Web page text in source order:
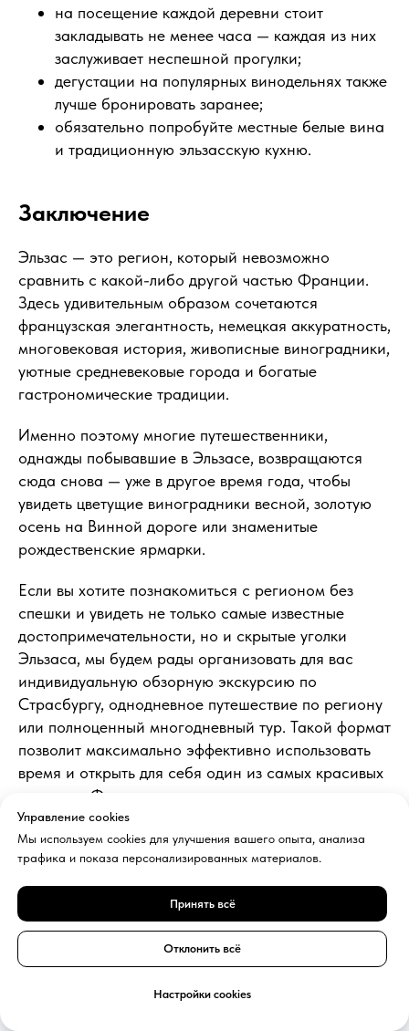
Управление cookies
Мы используем cookies для улучшения вашего опыта, анализа
трафика и показа персонализированных материалов.
Принять всё
Отклонить всё
Настройки cookies
на посещение каждой деревни стоит
закладывать не менее часа — каждая из них
заслуживает неспешной прогулки;
дегустации на популярных винодельнях также
лучше бронировать заранее;
обязательно попробуйте местные белые вина
и традиционную эльзасскую кухню.
Заключение
Эльзас — это регион, который невозможно
сравнить с какой-либо другой частью Франции.
Здесь удивительным образом сочетаются
французская элегантность, немецкая аккуратность,
многовековая история, живописные виноградники,
уютные средневековые города и богатые
гастрономические традиции.
Именно поэтому многие путешественники,
однажды побывавшие в Эльзасе, возвращаются
сюда снова — уже в другое время года, чтобы
увидеть цветущие виноградники весной, золотую
осень на Винной дороге или знаменитые
рождественские ярмарки.
Если вы хотите познакомиться с регионом без
спешки и увидеть не только самые известные
достопримечательности, но и скрытые уголки
Эльзаса, мы будем рады организовать для вас
индивидуальную обзорную экскурсию по
Страсбургу, однодневное путешествие по региону
или полноценный многодневный тур. Такой формат
позволит максимально эффективно использовать
время и открыть для себя один из самых красивых
регионов Франции.
Эльзас — это именно то место, куда хочется
возвращаться снова и снова.
Дмитрий - ваш гид по Парижу и Франции!
📞 +33 744 967 511
Напишите мне в удобном мессенджере: